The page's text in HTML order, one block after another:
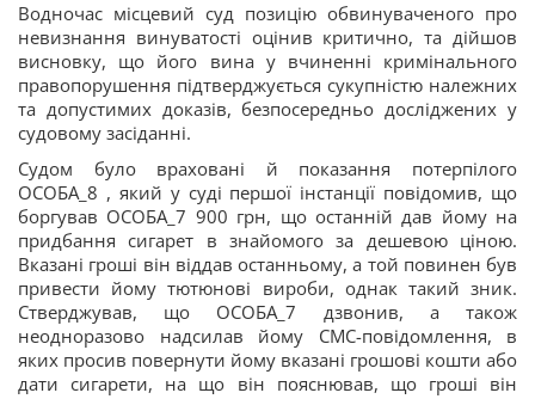
Водночас місцевий суд позицію обвинуваченого про
невизнання винуватості оцінив критично, та дійшов
висновку, що його вина у вчиненні кримінального
правопорушення підтверджується сукупністю належних
та допустимих доказів, безпосередньо досліджених у
судовому засіданні.
Судом було враховані й показання потерпілого
ОСОБА_8 , який у суді першої інстанції повідомив, що
боргував ОСОБА_7 900 грн, що останній дав йому на
придбання сигарет в знайомого за дешевою ціною.
Вказані гроші він віддав останньому, а той повинен був
привести йому тютюнові вироби, однак такий зник.
Стверджував, що ОСОБА_7 дзвонив, а також
неодноразово надсилав йому СМС-повідомлення, в
яких просив повернути йому вказані грошові кошти або
дати сигарети, на що він пояснював, що гроші він